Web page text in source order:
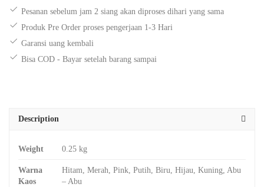
Pesanan sebelum jam 2 siang akan diproses dihari yang sama
Produk Pre Order proses pengerjaan 1-3 Hari
Garansi uang kembali
Bisa COD - Bayar setelah barang sampai
Description
Weight 0.25 kg
Warna
Kaos
Hitam, Merah, Pink, Putih, Biru, Hijau, Kuning, Abu
– Abu